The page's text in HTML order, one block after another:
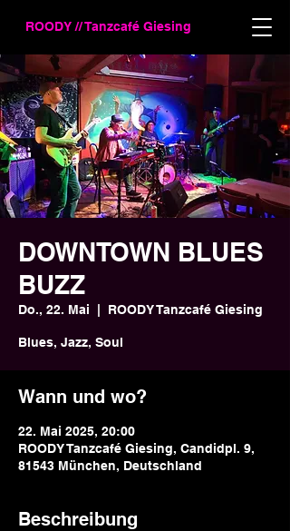
ROODY // Tanzcafé Giesing
DOWNTOWN BLUES
BUZZ
Do., 22. Mai ROODY Tanzcafé Giesing
Blues, Jazz, Soul
Wann und wo?
22. Mai 2025, 20:00
ROODY Tanzcafé Giesing, Candidpl. 9,
81543 München, Deutschland
Beschreibung